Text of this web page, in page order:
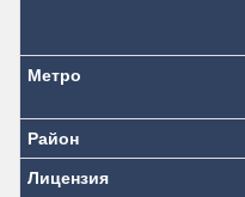
Метро
Район
Лицензия